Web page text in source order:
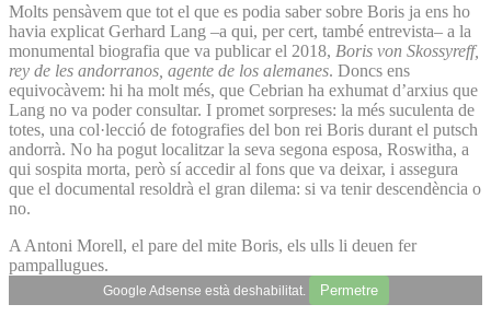
Molts pensàvem que tot el que es podia saber sobre Boris ja ens ho
havia explicat Gerhard Lang –a qui, per cert, també entrevista– a la
monumental biografia que va publicar el 2018, Boris von Skossyreff,
rey de les andorranos, agente de los alemanes. Doncs ens
equivocàvem: hi ha molt més, que Cebrian ha exhumat d’arxius que
Lang no va poder consultar. I promet sorpreses: la més suculenta de
totes, una col·lecció de fotografies del bon rei Boris durant el putsch
andorrà. No ha pogut localitzar la seva segona esposa, Roswitha, a
qui sospita morta, però sí accedir al fons que va deixar, i assegura
que el documental resoldrà el gran dilema: si va tenir descendència o
no.
A Antoni Morell, el pare del mite Boris, els ulls li deuen fer
pampallugues.
Google Adsense està deshabilitat. Permetre